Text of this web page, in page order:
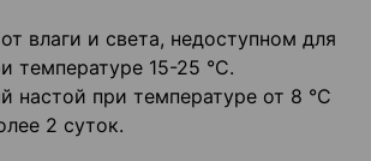
влаги и света, недоступном для
температуре 15-25 °С.
настой при температуре от 8 °С
2 суток.